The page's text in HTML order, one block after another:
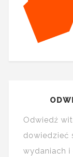
Odwiedź
dowiedzieć
wydaniach i